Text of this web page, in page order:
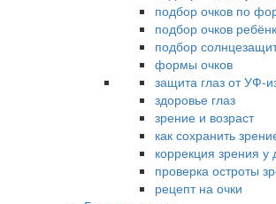
подбор очков по
подбор очков
подбор
формы очков
защита глаз от УФ-
здоровье глаз
зрение и возраст
как сохранить
коррекция зрения у
проверка остроты
рецепт на очки